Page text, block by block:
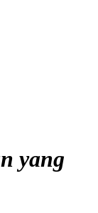
yang